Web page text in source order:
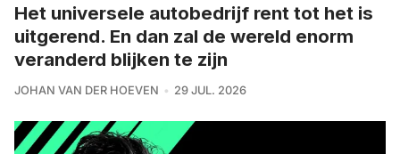
Het universele autobedrijf rent tot het is
uitgerend. En dan zal de wereld enorm
veranderd blijken te zijn
JOHAN VAN DER HOEVEN 29 JUL. 2026